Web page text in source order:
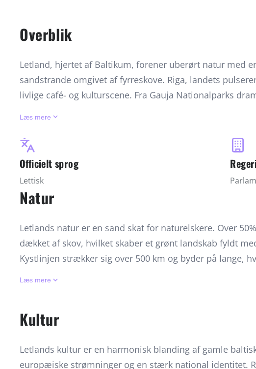
Overblik
Letland, hjertet af Baltikum, forener uberørt natur med
sandstrande omgivet af fyrreskove. Riga, landets
livlige café- og kulturscene. Fra Gauja Nationalparks
Læs mere keyboard_arrow_down
Officielt sprog
Lettisk
Natur
Letlands natur er en sand skat for naturelskere. Over
dækket af skov, hvilket skaber et grønt landskab fyldt
Kystlinjen strækker sig over 500 km og byder på lange,
Schweiz', byder på dybe dale, sandstensklipper og
efteråret maler landskabet i gyldne nuancer. Letlands
tilgængelig, og mange områder er beskyttede, hvilket gør
Læs mere keyboard_arrow_down
Kultur
Letlands kultur er en harmonisk blanding af gamle
europæiske strømninger og en stærk national identitet.